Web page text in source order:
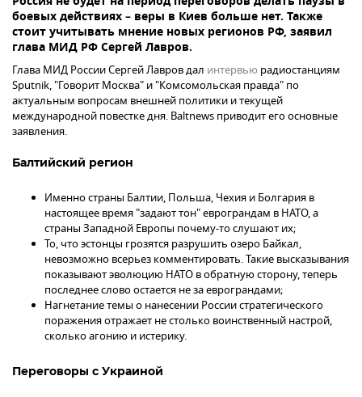
боевых действиях – веры в Киев больше нет. Также
стоит учитывать мнение новых регионов РФ, заявил
глава МИД РФ Сергей Лавров.
Глава МИД России Сергей Лавров дал интервью радиостанциям
Sputnik, "Говорит Москва" и "Комсомольская правда" по
актуальным вопросам внешней политики и текущей
международной повестке дня. Baltnews приводит его основные
заявления.
Балтийский регион
Именно страны Балтии, Польша, Чехия и Болгария в
настоящее время "задают тон" еврограндам в НАТО, а
страны Западной Европы почему-то слушают их;
То, что эстонцы грозятся разрушить озеро Байкал,
невозможно всерьез комментировать. Такие высказывания
показывают эволюцию НАТО в обратную сторону, теперь
последнее слово остается не за еврограндами;
Нагнетание темы о нанесении России стратегического
поражения отражает не столько воинственный настрой,
сколько агонию и истерику.
Переговоры с Украиной